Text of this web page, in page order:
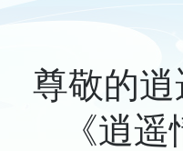
尊敬的逍
《逍遥